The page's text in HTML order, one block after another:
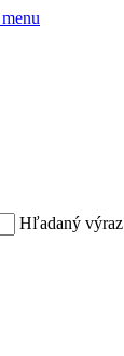
Hľadaný výraz